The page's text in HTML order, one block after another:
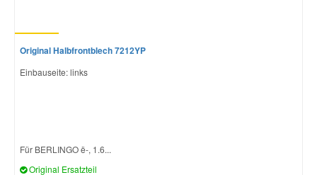
Original Halbfrontblech 7212YP
Einbauseite: links
Für BERLINGO ë-, 1.6...
Original Ersatzteil
Skoda Ersatzteile